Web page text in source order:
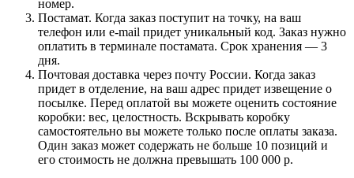
номер.
Постамат. Когда заказ поступит на точку, на ваш
телефон или e-mail придет уникальный код. Заказ нужно
оплатить в терминале постамата. Срок хранения — 3
дня.
Почтовая доставка через почту России. Когда заказ
придет в отделение, на ваш адрес придет извещение о
посылке. Перед оплатой вы можете оценить состояние
коробки: вес, целостность. Вскрывать коробку
самостоятельно вы можете только после оплаты заказа.
Один заказ может содержать не больше 10 позиций и
его стоимость не должна превышать 100 000 р.